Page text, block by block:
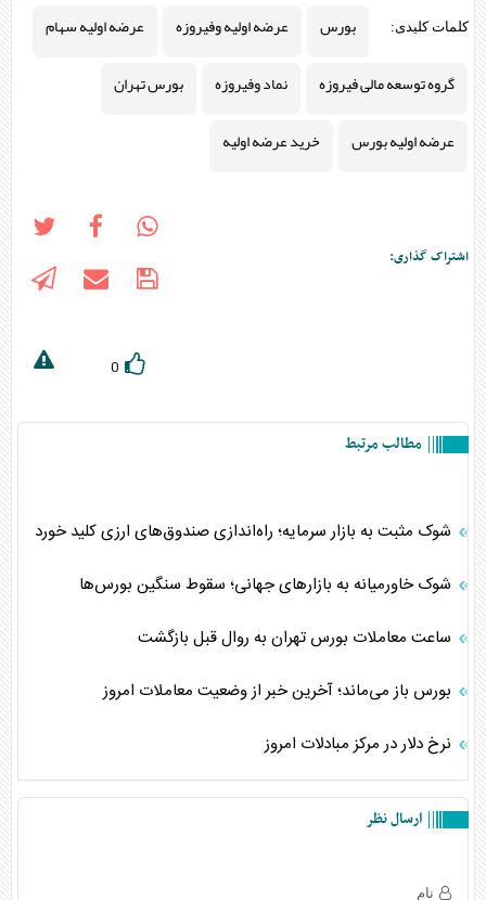
کلمات کلیدی: بورس عرضه اولیه وفیروزه
عرضه اولیه سهام
گروه توسعه مالی فیروزه
نماد وفیروزه
بورس تهران
عرضه اولیه بورس
خرید عرضه اولیه
اشتراک گذاری:
0
مطالب مرتبط
شوک مثبت به بازار سرمایه؛ راه‌اندازی صندوق‌های ارزی کلید خورد
شوک خاورمیانه به بازارهای جهانی؛ سقوط سنگین بورس‌ها
ساعت معاملات بورس تهران به روال قبل بازگشت
بورس باز می‌ماند؛ آخرین خبر از وضعیت معاملات امروز
نرخ دلار در مرکز مبادلات امروز
ارسال نظر
نام